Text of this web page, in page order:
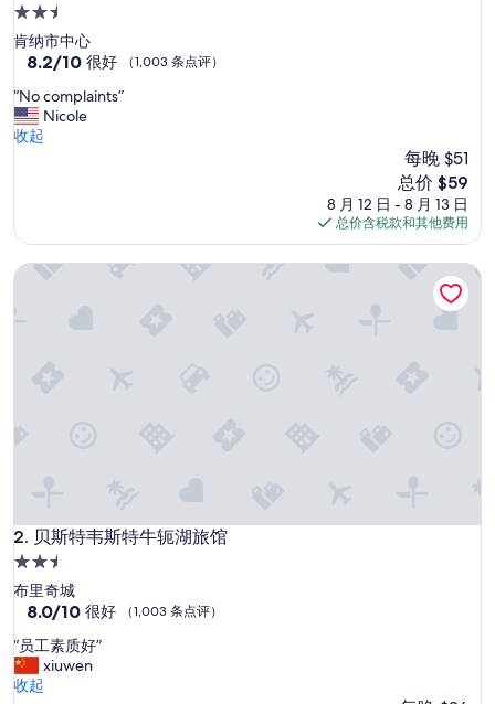
2.5
星
住
宿
肯纳市中心
8.2
总
分
10，
8.2/10 很好 （1,003 条点评）
“
N
o
l
i
“No complaints”
Nicole
收起
每晚 $51
新
价
格
$59
总价 $59
8 月 12 日 - 8 月 13 日
总价含税款和其他费用
2. 贝斯特韦斯特牛轭湖旅馆
贝斯特韦斯特牛轭湖旅馆
2.5
星
住
宿
布里奇城
8.0
总
分
10，
8.0/10 很好 （1,003 条点评）
“
员
工
“员工素质好”
xiuwen
收起
贝斯特韦斯特牛轭湖旅馆